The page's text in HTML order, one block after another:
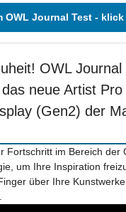
OWL Journal Test - klick
OWL
neue Artist Pro
(Gen2) der
Fortschritt im Bereich der
um Ihre Inspiration
über Ihre